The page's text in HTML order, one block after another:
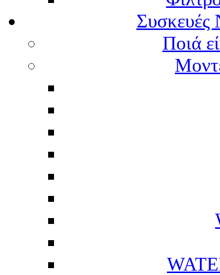
Συσκευές
Ποιά